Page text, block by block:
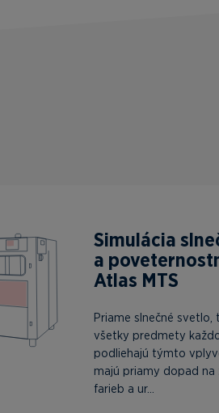
Simulácia
a
Atlas MTS
Priame slnečné
všetky predmety
podliehajú týmto
majú priamy dopad
farieb a ur...